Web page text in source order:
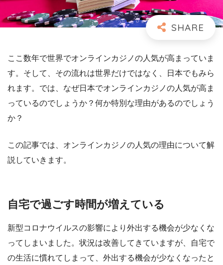
ここ数年で世界でオンラインカジノの人気が高まっていま
す。そして、その流れは世界だけではなく、日本でもみら
れます。では、なぜ日本でオンラインカジノの人気が高ま
っているのでしょうか？何か特別な理由があるのでしょう
か？
この記事では、オンラインカジノの人気の理由について解
説していきます。
自宅で過ごす時間が増えている
新型コロナウイルスの影響により外出する機会が少なくな
ってしまいました。状況は改善してきていますが、自宅で
の生活に慣れてしまって、外出する機会が少なくなったと